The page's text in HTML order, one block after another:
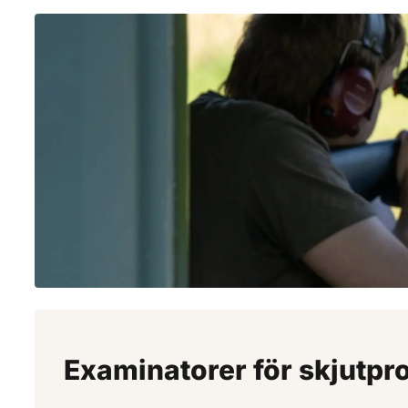
Examinatorer för